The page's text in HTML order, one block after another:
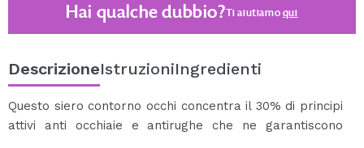
Hai qualche dubbio?Ti aiutiamoqui
DescrizioneIstruzioniIngredienti
Questo siero contorno occhi concentra il 30% di principi
attivi anti occhiaie e antirughe che ne garantiscono